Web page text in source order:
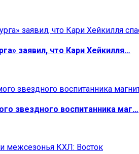
заявил, что Кари Хейкилля…
звездного воспитанника маг…